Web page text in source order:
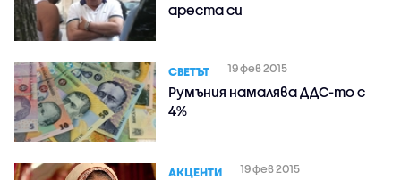
ареста си
СВЕТЪТ 19 фев 2015
Румъния намалява ДДС-то с
4%
АКЦЕНТИ 19 фев 2015